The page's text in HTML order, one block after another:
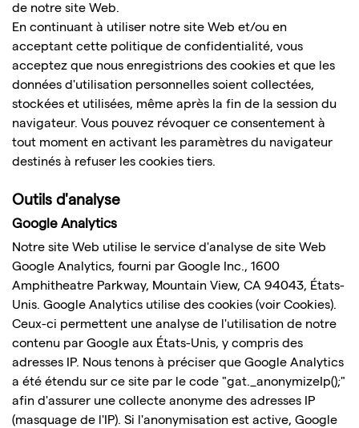
de notre site Web.
En continuant à utiliser notre site Web et/ou en
acceptant cette politique de confidentialité, vous
acceptez que nous enregistrions des cookies et que les
données d'utilisation personnelles soient collectées,
stockées et utilisées, même après la fin de la session du
navigateur. Vous pouvez révoquer ce consentement à
tout moment en activant les paramètres du navigateur
destinés à refuser les cookies tiers.
Outils d'analyse
Google Analytics
Notre site Web utilise le service d'analyse de site Web
Google Analytics, fourni par Google Inc., 1600
Amphitheatre Parkway, Mountain View, CA 94043, États-
Unis. Google Analytics utilise des cookies (voir Cookies).
Ceux-ci permettent une analyse de l'utilisation de notre
contenu par Google aux États-Unis, y compris des
adresses IP. Nous tenons à préciser que Google Analytics
a été étendu sur ce site par le code "gat._anonymizeIp();"
afin d'assurer une collecte anonyme des adresses IP
(masquage de l'IP). Si l'anonymisation est active, Google